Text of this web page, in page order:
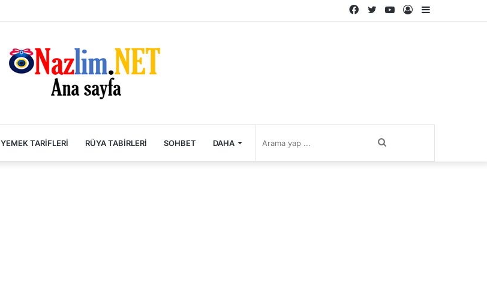
Kenar
Kayıt
YouTube
Twitter
Facebook
YEMEK TARIFLERI RÜYA TABIRLERI SOHBET DAHA